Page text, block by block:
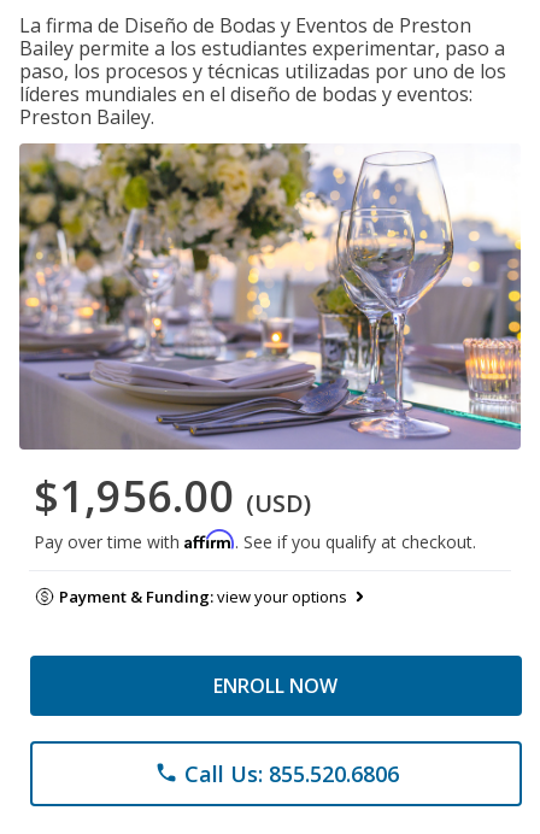
La firma de Diseño de Bodas y Eventos de Preston
Bailey permite a los estudiantes experimentar, paso a
paso, los procesos y técnicas utilizadas por uno de los
líderes mundiales en el diseño de bodas y eventos:
Preston Bailey.
$1,956.00 (USD)
Pay over time with Affirm. See if you qualify at checkout.
Payment & Funding:view your options
ENROLL NOW
phone Call Us: 855.520.6806